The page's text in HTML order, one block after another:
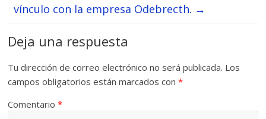
vínculo con la empresa Odebrecth. →
Deja una respuesta
Tu dirección de correo electrónico no será publicada. Los
campos obligatorios están marcados con*
Comentario*